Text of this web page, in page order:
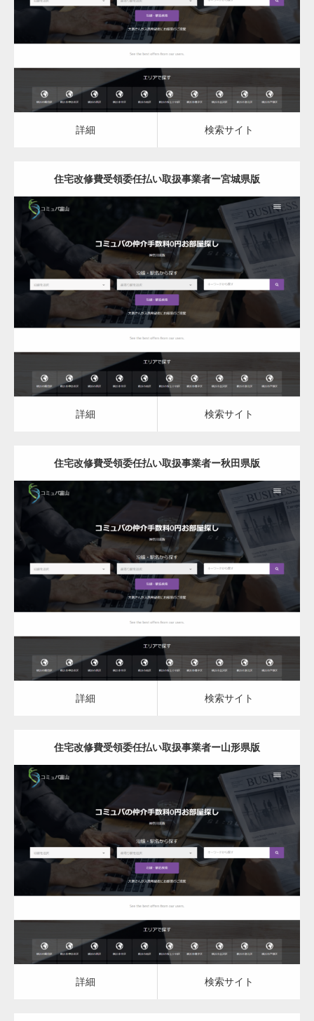
詳細 検索サイト
詳細 検索サイト
住宅改修費受領委任払い取扱事業者ー宮城県版
更新日： 2023.03.10
住宅改修費受領委任払い取扱事業者
詳細 検索サイト
詳細 検索サイト
住宅改修費受領委任払い取扱事業者ー秋田県版
更新日： 2023.03.10
住宅改修費受領委任払い取扱事業者
詳細 検索サイト
詳細 検索サイト
住宅改修費受領委任払い取扱事業者ー山形県版
更新日： 2023.03.10
住宅改修費受領委任払い取扱事業者
詳細 検索サイト
詳細 検索サイト
変幻自在、あらゆる業種に対応可能な新しい
カスタム投稿タイプ実…